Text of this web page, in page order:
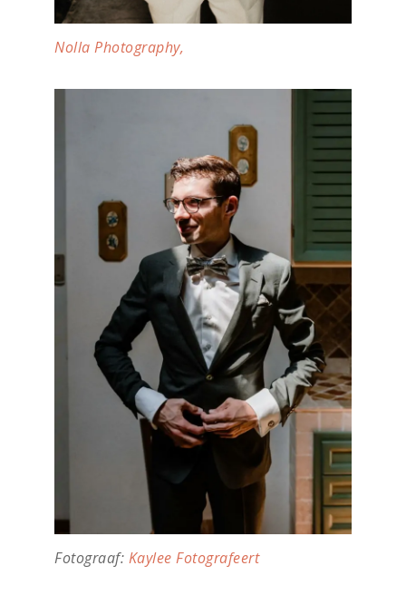
Nolla Photography,
Fotograaf: Kaylee Fotografeert